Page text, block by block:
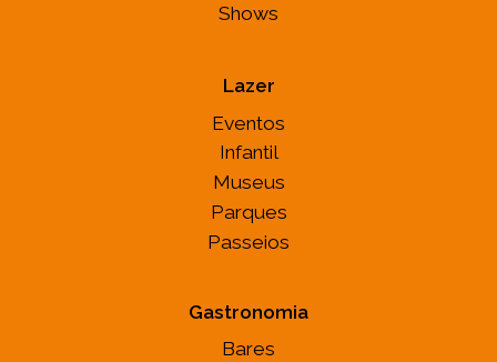
Shows
Lazer
Eventos
Infantil
Museus
Parques
Passeios
Gastronomia
Bares